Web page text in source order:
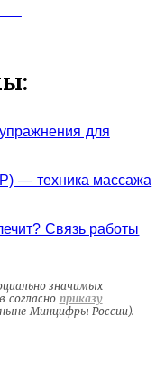
для
— техника массажа
Связь работы
значимых
согласно приказу
Минцифры России).